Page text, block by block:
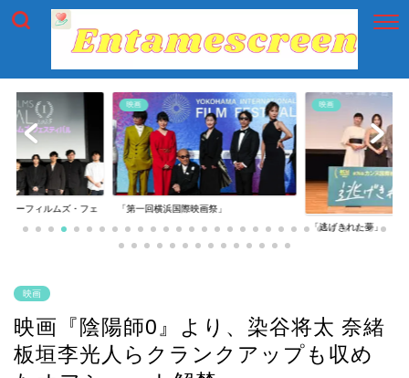
アーフィルムズ・フェ
映画
「第一回横浜国際映画祭」
映画
「逃げきれた夢」
映画
映画『陰陽師0』より、染谷将太 奈緒
板垣李光人らクランクアップも収め